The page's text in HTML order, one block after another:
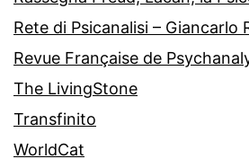
Rete di Psicanalisi – Giancarlo
Revue Française de
The LivingStone
Transfinito
WorldCat